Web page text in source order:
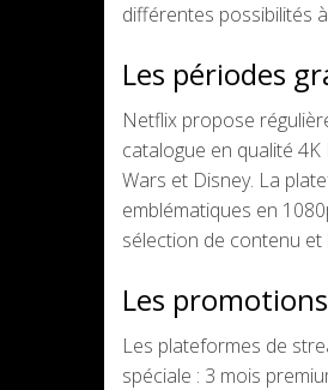
différentes possibilités
Les périodes
Netflix propose
catalogue en qualité
Wars et Disney. La
emblématiques en
sélection de contenu et
Les
Les plateformes de
spéciale : 3 mois